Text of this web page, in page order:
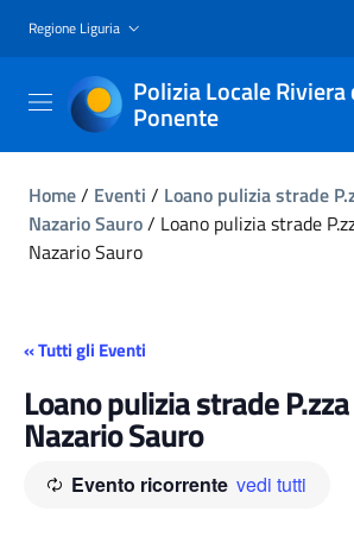
Regione Liguria
Polizia Locale Riviera
Ponente
Home/ Eventi / Loano pulizia strade
Nazario Sauro/ Loano pulizia strade
Nazario Sauro
« Tutti gli Eventi
Loano pulizia strade
Nazario Sauro
Evento ricorrente vedi tutti